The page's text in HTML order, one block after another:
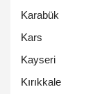
Karabük
Kars
Kayseri
Kırıkkale